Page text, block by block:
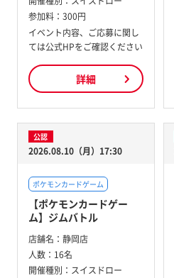
参加料： 300円
イベント内容、ご応募に関し
ては公式HPをご確認ください
詳細
公認
2026.08.10（月）17:30
ポケモンカードゲーム
【ポケモンカードゲー
ム】ジムバトル
店舗名： 静岡店
人数： 16名
開催種別： スイスドロー